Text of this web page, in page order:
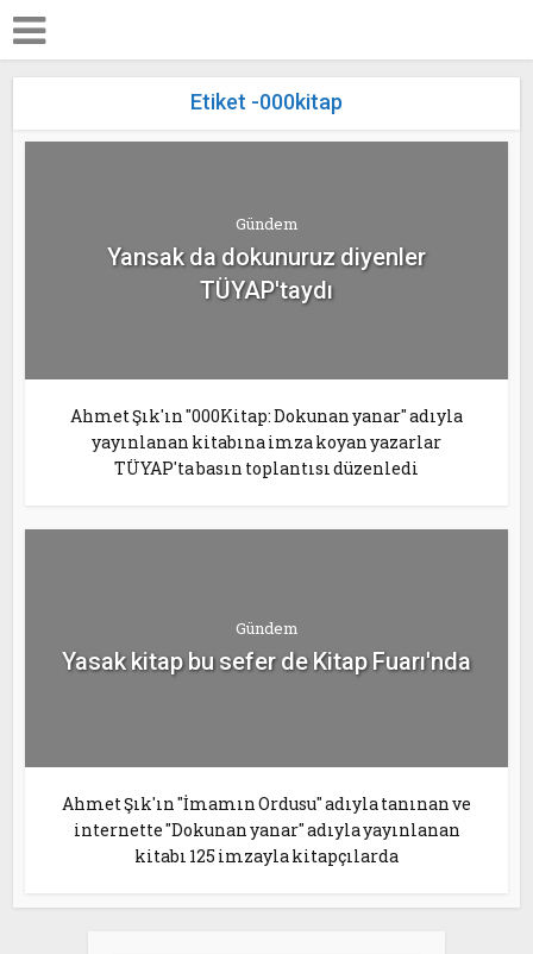
Etiket -000kitap
Gündem
Yansak da dokunuruz diyenler
TÜYAP'taydı
Ahmet Şık'ın "000Kitap: Dokunan yanar" adıyla
yayınlanan kitabına imza koyan yazarlar
TÜYAP'ta basın toplantısı düzenledi
Gündem
Yasak kitap bu sefer de Kitap Fuarı'nda
Ahmet Şık'ın "İmamın Ordusu" adıyla tanınan ve
internette "Dokunan yanar" adıyla yayınlanan
kitabı 125 imzayla kitapçılarda